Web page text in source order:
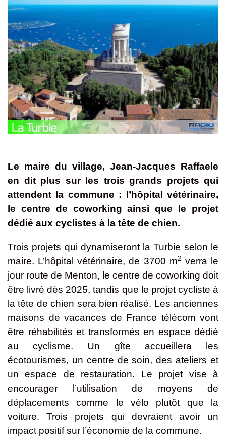
Le maire du village, Jean-Jacques Raffaele
en dit plus sur les trois grands projets qui
attendent la commune : l’hôpital vétérinaire,
le centre de coworking ainsi que le projet
dédié aux cyclistes à la tête de chien.
Trois projets qui dynamiseront la Turbie selon le
maire. L’hôpital vétérinaire, de 3700 m2 verra le
jour route de Menton, le centre de coworking doit
être livré dès 2025, tandis que le projet cycliste à
la tête de chien sera bien réalisé. Les anciennes
maisons de vacances de France télécom vont
être réhabilités et transformés en espace dédié
au cyclisme. Un gîte accueillera les
écotourismes, un centre de soin, des ateliers et
un espace de restauration. Le projet vise à
encourager l’utilisation de moyens de
déplacements comme le vélo plutôt que la
voiture. Trois projets qui devraient avoir un
impact positif sur l’économie de la commune.